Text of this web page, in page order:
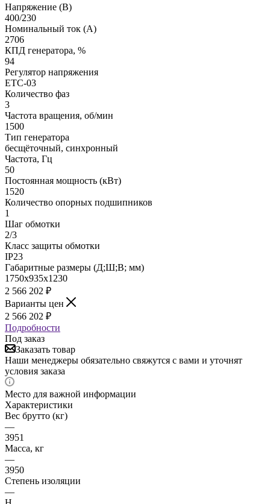
Напряжение (В)
400/230
Номинальный ток (А)
2706
КПД генератора, %
94
Регулятор напряжения
ETC-03
Количество фаз
3
Частота вращения, об/мин
1500
Тип генератора
бесщёточный, синхронный
Частота, Гц
50
Постоянная мощность (кВт)
1520
Количество опорных подшипников
1
Шаг обмотки
2/3
Класс защиты обмотки
IP23
Габаритные размеры (Д;Ш;В; мм)
1750x935x1230
2 566 202 ₽
Варианты цен
2 566 202 ₽
Подробности
Под заказ
Заказать товар
Наши менеджеры обязательно свяжутся с вами и уточнят
условия заказа
Место для важной информации
Характеристики
Вес брутто (кг)
—
3951
Масса, кг
—
3950
Степень изоляции
—